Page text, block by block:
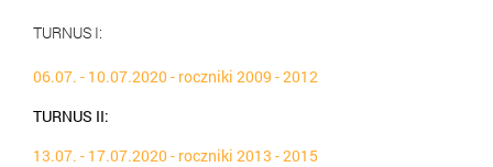
TURNUS I:
06.07. - 10.07.2020 - roczniki 2009 - 2012
TURNUS II:
13.07. - 17.07.2020 - roczniki 2013 - 2015